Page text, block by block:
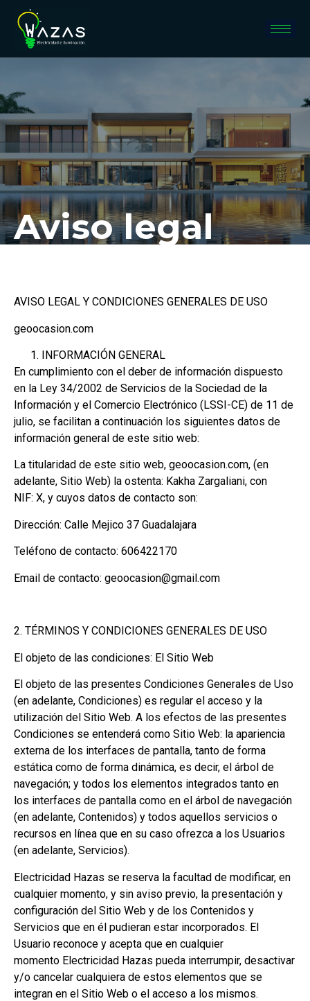
Aviso legal
AVISO LEGAL Y CONDICIONES GENERALES DE USO
geoocasion.com
INFORMACIÓN GENERAL
En cumplimiento con el deber de información dispuesto
en la Ley 34/2002 de Servicios de la Sociedad de la
Información y el Comercio Electrónico (LSSI-CE) de 11 de
julio, se facilitan a continuación los siguientes datos de
información general de este sitio web:
La titularidad de este sitio web, geoocasion.com, (en
adelante, Sitio Web) la ostenta: Kakha Zargaliani, con
NIF: X, y cuyos datos de contacto son:
Dirección: Calle Mejico 37 Guadalajara
Teléfono de contacto: 606422170
Email de contacto: geoocasion@gmail.com
2. TÉRMINOS Y CONDICIONES GENERALES DE USO
El objeto de las condiciones: El Sitio Web
El objeto de las presentes Condiciones Generales de Uso
(en adelante, Condiciones) es regular el acceso y la
utilización del Sitio Web. A los efectos de las presentes
Condiciones se entenderá como Sitio Web: la apariencia
externa de los interfaces de pantalla, tanto de forma
estática como de forma dinámica, es decir, el árbol de
navegación; y todos los elementos integrados tanto en
los interfaces de pantalla como en el árbol de navegación
(en adelante, Contenidos) y todos aquellos servicios o
recursos en línea que en su caso ofrezca a los Usuarios
(en adelante, Servicios).
Electricidad Hazas se reserva la facultad de modificar, en
cualquier momento, y sin aviso previo, la presentación y
configuración del Sitio Web y de los Contenidos y
Servicios que en él pudieran estar incorporados. El
Usuario reconoce y acepta que en cualquier
momento Electricidad Hazas pueda interrumpir, desactivar
y/o cancelar cualquiera de estos elementos que se
integran en el Sitio Web o el acceso a los mismos.